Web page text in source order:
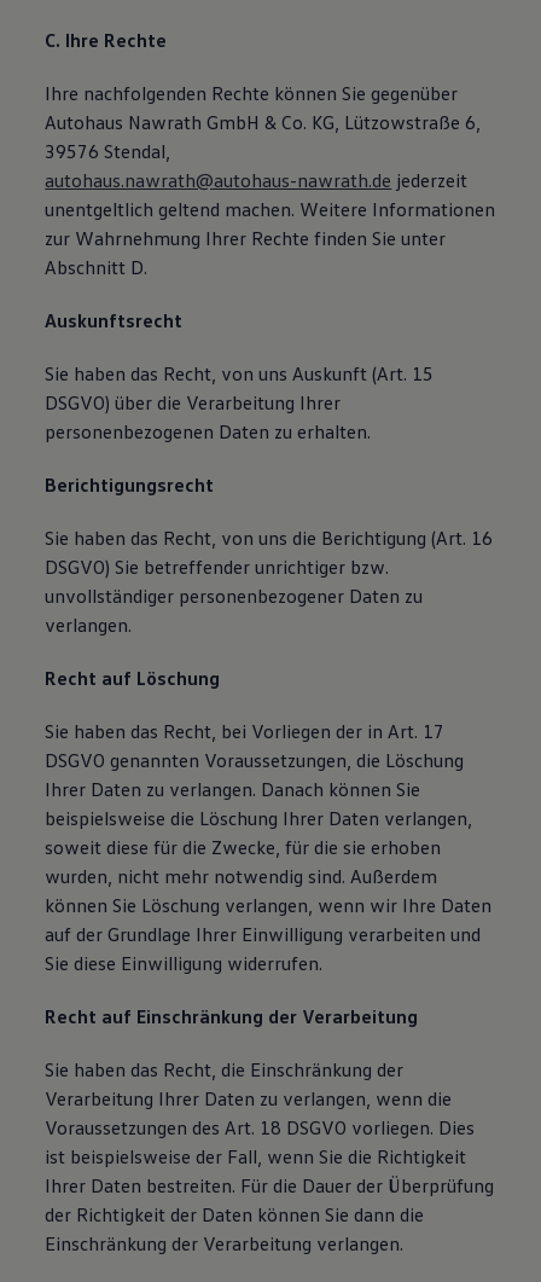
C. Ihre Rechte
Ihre nachfolgenden Rechte können Sie gegenüber
Autohaus Nawrath GmbH & Co. KG, Lützowstraße 6,
39576 Stendal,
autohaus.nawrath@autohaus-nawrath.de jederzeit
unentgeltlich geltend machen. Weitere Informationen
zur Wahrnehmung Ihrer Rechte finden Sie unter
Abschnitt D.
Auskunftsrecht
Sie haben das Recht, von uns Auskunft (Art. 15
DSGVO) über die Verarbeitung Ihrer
personenbezogenen Daten zu erhalten.
Berichtigungsrecht
Sie haben das Recht, von uns die Berichtigung (Art. 16
DSGVO) Sie betreffender unrichtiger bzw.
unvollständiger personenbezogener Daten zu
verlangen.
Recht auf Löschung
Sie haben das Recht, bei Vorliegen der in Art. 17
DSGVO genannten Voraussetzungen, die Löschung
Ihrer Daten zu verlangen. Danach können Sie
beispielsweise die Löschung Ihrer Daten verlangen,
soweit diese für die Zwecke, für die sie erhoben
wurden, nicht mehr notwendig sind. Außerdem
können Sie Löschung verlangen, wenn wir Ihre Daten
auf der Grundlage Ihrer Einwilligung verarbeiten und
Sie diese Einwilligung widerrufen.
Recht auf Einschränkung der Verarbeitung
Sie haben das Recht, die Einschränkung der
Verarbeitung Ihrer Daten zu verlangen, wenn die
Voraussetzungen des Art. 18 DSGVO vorliegen. Dies
ist beispielsweise der Fall, wenn Sie die Richtigkeit
Ihrer Daten bestreiten. Für die Dauer der Überprüfung
der Richtigkeit der Daten können Sie dann die
Einschränkung der Verarbeitung verlangen.